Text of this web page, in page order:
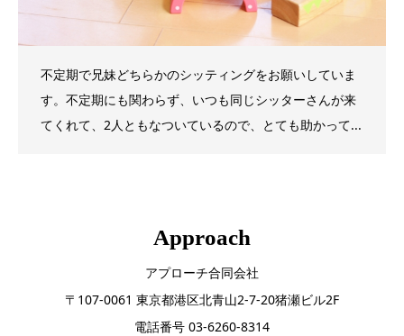
不定期で兄妹どちらかのシッティングをお願いしていま
す。不定期にも関わらず、いつも同じシッターさんが来
てくれて、2人ともなついているので、とても助かって...
Approach
アプローチ合同会社
〒107-0061 東京都港区北青山2-7-20猪瀬ビル2F
電話番号 03-6260-8314